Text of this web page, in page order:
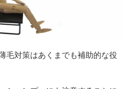
毛対策はあくまでも補助的な役